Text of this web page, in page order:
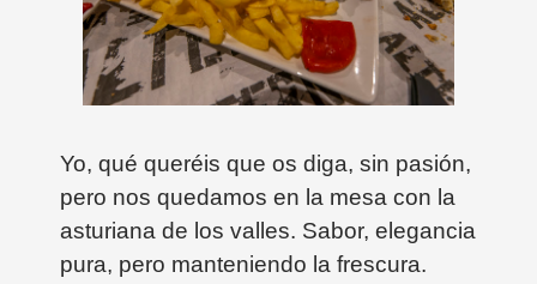
Yo, qué queréis que os diga, sin pasión,
pero nos quedamos en la mesa con la
asturiana de los valles. Sabor, elegancia
pura, pero manteniendo la frescura.